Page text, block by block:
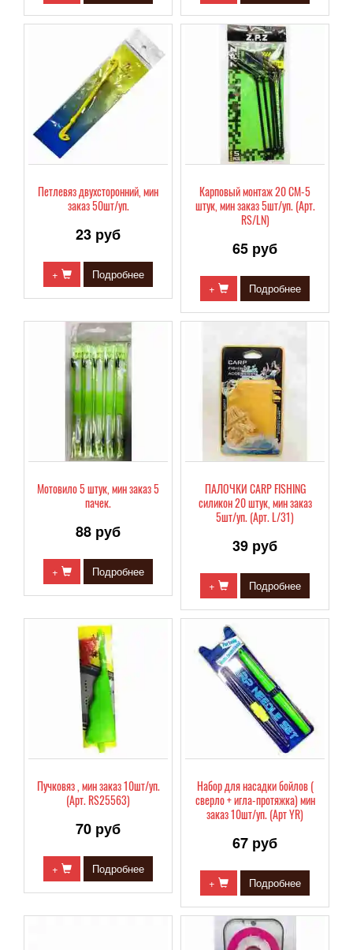
Петлевяз двухсторонний, мин
заказ 50шт/уп.
23 руб
+ Подробнее
Карповый монтаж 20 СМ-5
штук, мин заказ 5шт/уп. (Арт.
RS/LN)
65 руб
+ Подробнее
Мотовило 5 штук, мин заказ 5
пачек.
88 руб
+ Подробнее
ПАЛОЧКИ CARP FISHING
силикон 20 штук, мин заказ
5шт/уп. (Арт. L/31)
39 руб
+ Подробнее
Пучковяз , мин заказ 10шт/уп.
(Арт. RS25563)
70 руб
+ Подробнее
Набор для насадки бойлов (
сверло + игла-протяжка) мин
заказ 10шт/уп. (Арт YR)
67 руб
+ Подробнее